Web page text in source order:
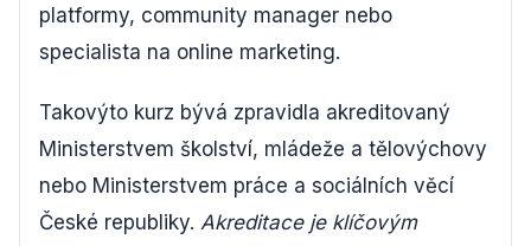
platformy, community manager nebo
specialista na online marketing.
Takovýto kurz bývá zpravidla akreditovaný
Ministerstvem školství, mládeže a tělovýchovy
nebo Ministerstvem práce a sociálních věcí
České republiky. Akreditace je klíčovým